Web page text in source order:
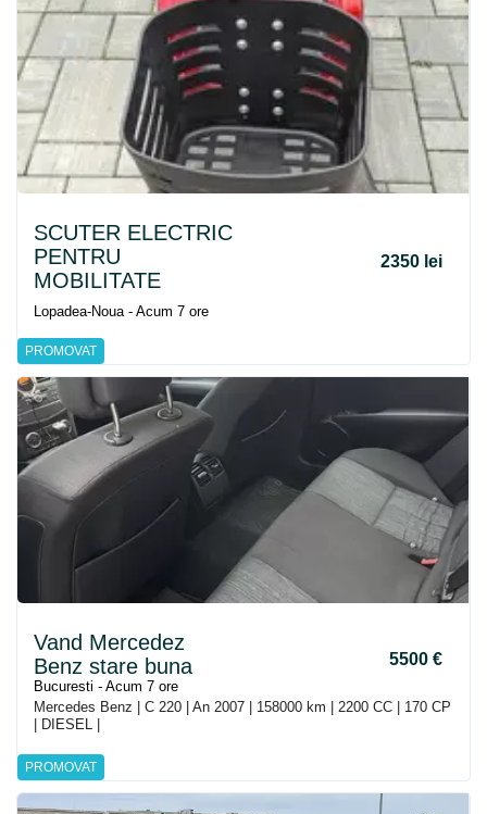
PROMOVAT
SCUTER ELECTRIC
PENTRU
MOBILITATE
2350 lei
Lopadea-Noua - Acum 7 ore
PROMOVAT
Vand Mercedez
Benz stare buna
5500 €
Bucuresti - Acum 7 ore
Mercedes Benz | C 220 | An 2007 | 158000 km | 2200 CC | 170 CP
| DIESEL |